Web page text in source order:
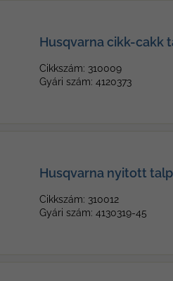
Husqvarna cikk-cakk
Cikkszám: 310009
Gyári szám: 4120373
Husqvarna nyitott talp
Cikkszám: 310012
Gyári szám: 4130319-45